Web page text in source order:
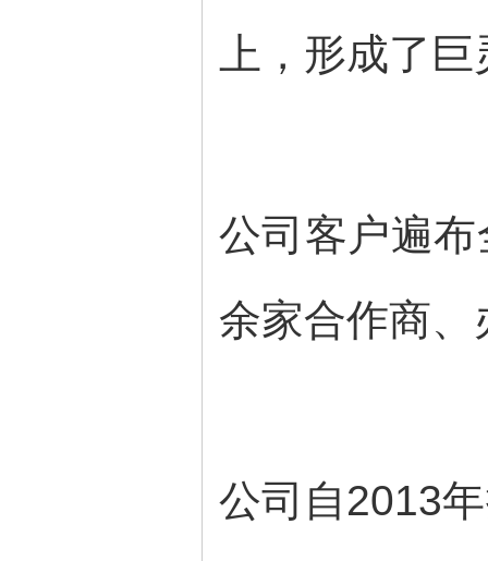
上，形成了
公司客户遍
余家合作商
公司自2013